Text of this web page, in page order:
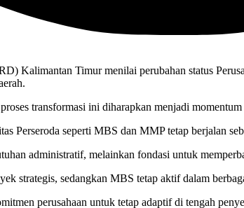
Kalimantan Timur menilai perubahan status
transformasi ini diharapkan menjadi
Perseroda seperti MBS dan MMP tetap berjalan
administratif, melainkan fondasi untuk
strategis, sedangkan MBS tetap aktif dalam
perusahaan untuk tetap adaptif di tengah